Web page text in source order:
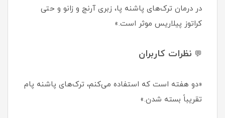
در درمان ترک‌های پاشنه پا، زبری آرنج و زانو و حتی
کراتوز پیلاریس موثر است.»
💬 نظرات کاربران
«دو هفته است که استفاده می‌کنم، ترک‌های پاشنه پام
تقریباً بسته شدن.»